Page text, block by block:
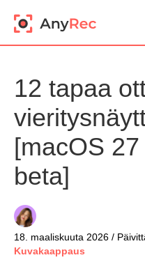
12 tapaa
[macOS
beta]
18. maaliskuuta 2026 /
Kuvakaappaus